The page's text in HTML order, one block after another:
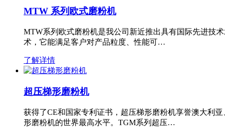
MTW 系列欧式磨粉机
MTW系列欧式磨粉机是我公司新近推出具有国际先进技
术，它能满足客户对产品粒度、性能可…
了解详情
超压梯形磨粉机
获得了CE和国家专利证书，超压梯形磨粉机享誉澳大利
形磨粉机的世界最高水平。TGM系列超压…